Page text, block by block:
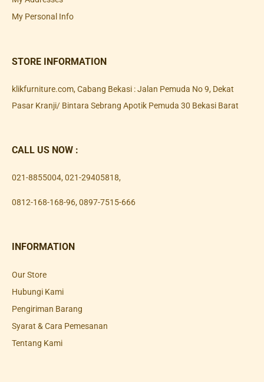
My Personal Info
STORE INFORMATION
klikfurniture.com, Cabang Bekasi : Jalan Pemuda No 9, Dekat
Pasar Kranji/ Bintara Sebrang Apotik Pemuda 30 Bekasi Barat
CALL US NOW :
021-8855004, 021-29405818,
0812-168-168-96, 0897-7515-666
INFORMATION
Our Store
Hubungi Kami
Pengiriman Barang
Syarat & Cara Pemesanan
Tentang Kami